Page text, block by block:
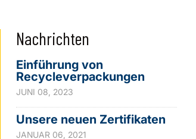
Nachrichten
Einführung von
Recycleverpackungen
JUNI 08, 2023
Unsere neuen Zertifikaten
JANUAR 06, 2021